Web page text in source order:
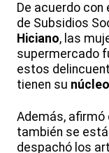
De acuerdo
de Subsidios
Hiciano, las
supermercado
estos
tienen su núcleo
Además, afirmó
también se
despachó los